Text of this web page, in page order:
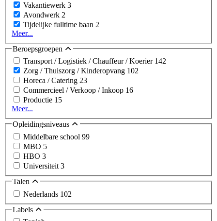
Vakantiewerk 3
Avondwerk 2
Tijdelijke fulltime baan 2
Meer...
Beroepsgroepen
Transport / Logistiek / Chauffeur / Koerier 142
Zorg / Thuiszorg / Kinderopvang 102
Horeca / Catering 23
Commercieel / Verkoop / Inkoop 16
Productie 15
Meer...
Opleidingsniveaus
Middelbare school 99
MBO 5
HBO 3
Universiteit 3
Talen
Nederlands 102
Labels